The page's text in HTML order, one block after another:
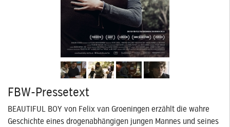
FBW-Pressetext
BEAUTIFUL BOY von Felix van Groeningen erzählt die wahre
Geschichte eines drogenabhängigen jungen Mannes und seines